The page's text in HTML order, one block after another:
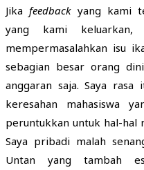
Jikafeedbackyang kami
yang kami
mempermasalahkan isu
sebagian besar orang
anggaran saja. Saya rasa
keresahan mahasiswa
peruntukkan untuk hal-hal
Saya pribadi malah
Untan yang tambah